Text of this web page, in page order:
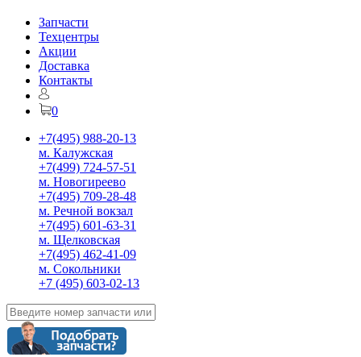
Запчасти
Техцентры
Акции
Доставка
Контакты
0
+7(495) 988-20-13
м. Калужская
+7(499) 724-57-51
м. Новогиреево
+7(495) 709-28-48
м. Речной вокзал
+7(495) 601-63-31
м. Щелковская
+7(495) 462-41-09
м. Сокольники
+7 (495) 603-02-13